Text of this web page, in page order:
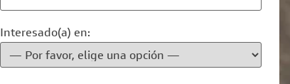
Interesado(a) en: